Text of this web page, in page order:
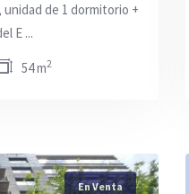
de 1 dormitorio +
E ...
54 m2
En Venta
En Venta
En Venta